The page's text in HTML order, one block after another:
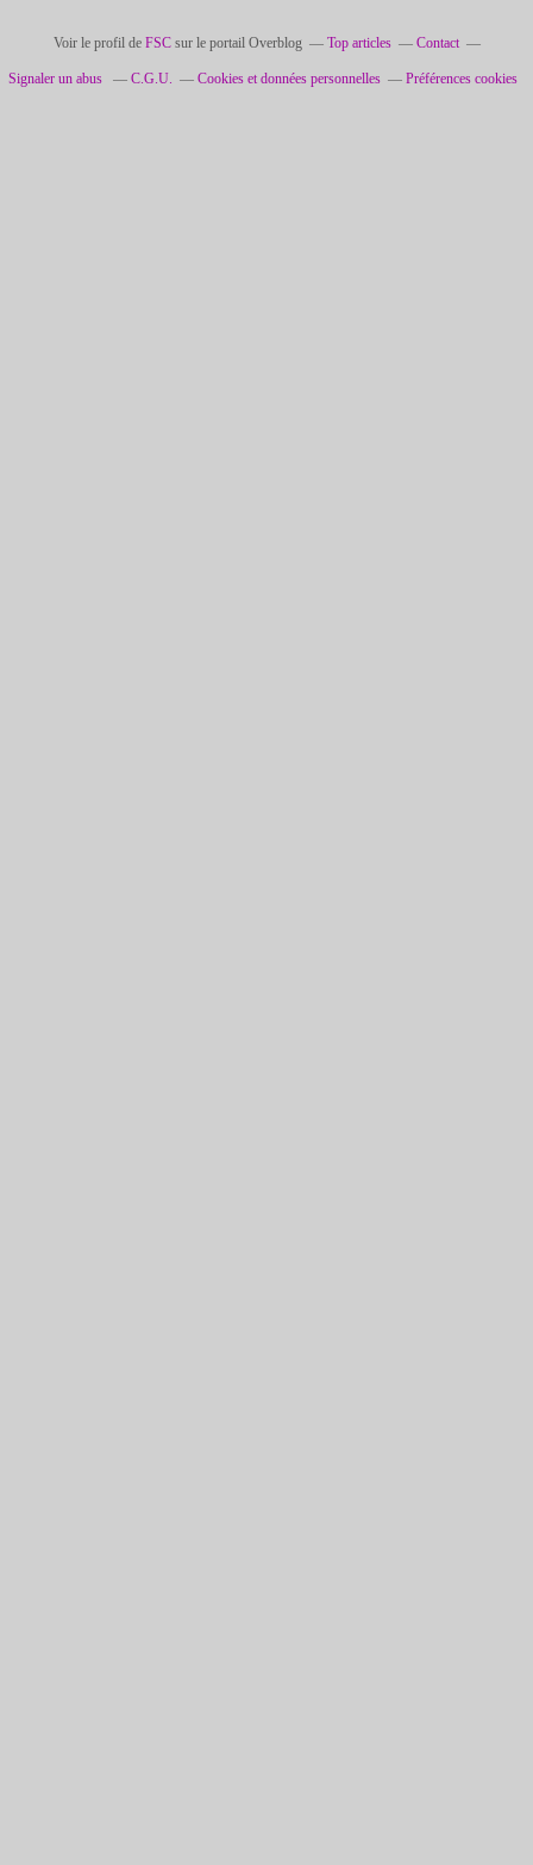
Voir le profil de FSCsur le portail Overblog Top articles Contact
Signaler un abus C.G.U. Cookies et données personnelles Préférences cookies